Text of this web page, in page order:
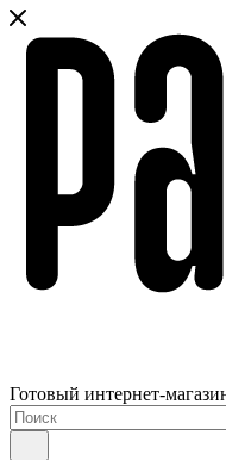
Готовый интернет-